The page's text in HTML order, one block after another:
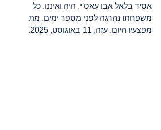
אסיד בלאל אבו עאס'י, היה ואיננו. כל
משפחתו נהרגה לפני מספר ימים. מת
מפצעיו היום. עזה, 11 באוגוסט, 2025.